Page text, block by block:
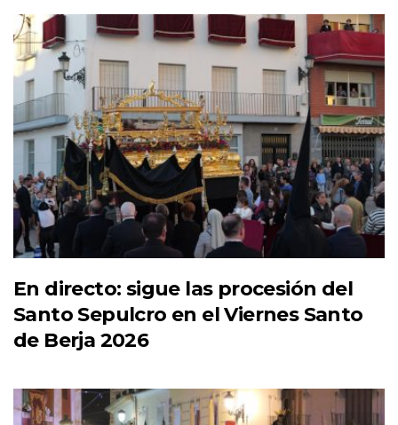
En directo: sigue las procesión del
Santo Sepulcro en el Viernes Santo
de Berja 2026